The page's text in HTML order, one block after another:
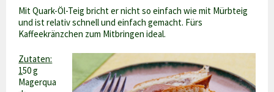
Mit Quark-Öl-Teig bricht er nicht so einfach wie mit Mürbteig
und ist relativ schnell und einfach gemacht. Fürs
Kaffeekränzchen zum Mitbringen ideal.
Zutaten:
150 g
Magerqua